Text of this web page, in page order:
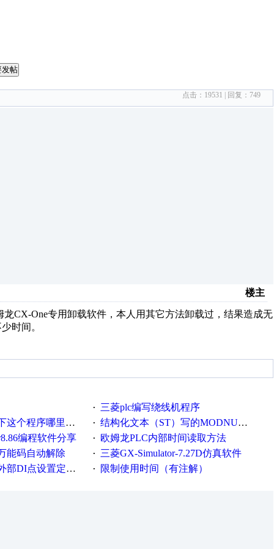
发帖
点击： 19531 | 回复： 749
楼主
CX-One专用卸载软件，本人用其它方法卸载过，结果造成无
时间。
·
三菱plc编写绕线机程序
个程序哪里错了
· 结构化文本（ST）写的MODNUSCRC16校验程序
编程软件分享
·
欧姆龙PLC内部时间读取方法
能码自动解除
·
三菱GX-Simulator-7.27D仿真软件
点设置定时器时间
· 限制使用时间（有注解）